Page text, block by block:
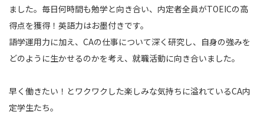
ました。 毎日何時間も勉学と向き合い、内定者全員がTOEICの高
得点を獲得！英語力はお墨付きです。
語学運用力に加え、CAの仕事について深く研究し、自身の強みを
どのように生かせるのかを考え、就職活動に向き合いました。
早く働きたい！とワクワクした楽しみな気持ちに溢れているCA内
定学生たち。